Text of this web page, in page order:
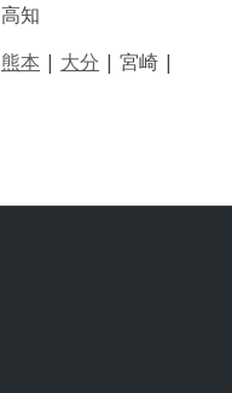
高知
熊本 | 大分 | 宮崎 |